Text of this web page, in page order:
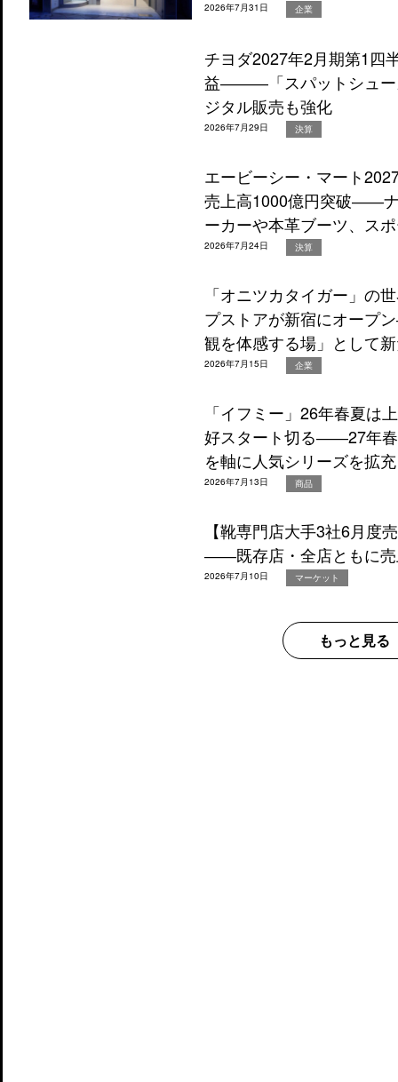
2026年7月31日 企業
チヨダ2027年2月期第1四
益―――「スパットシュー
ジタル販売も強化
2026年7月29日 決算
エービーシー・マート
売上高1000億円突破――
ーカーや本革ブーツ、ス
2026年7月24日 決算
「オニツカタイガー」の
プストアが新宿にオープ
観を体感する場」として
2026年7月15日 企業
「イフミー」26年春夏は
好スタート切る――27年
を軸に人気シリーズを拡充
2026年7月13日 商品
【靴専門店大手3社6月度
――既存店・全店ともに売
2026年7月10日 マーケット
もっと見る